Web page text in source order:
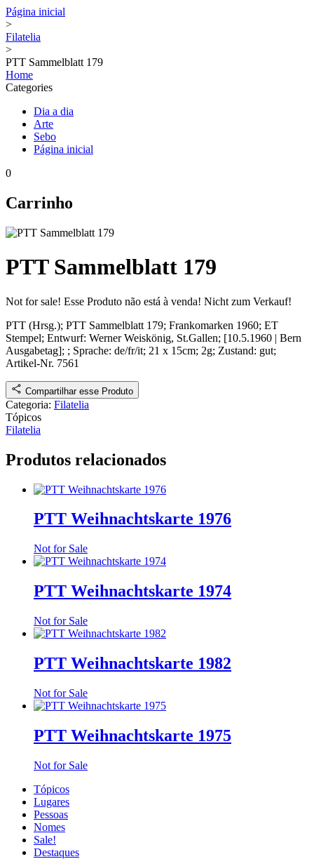
Página inicial
>
Filatelia
>
PTT Sammelblatt 179
Home
Categories
Dia a dia
Arte
Sebo
Página inicial
0
Carrinho
PTT Sammelblatt 179
Not for sale! Esse Produto não está à venda! Nicht zum Verkauf!
PTT (Hrsg.); PTT Sammelblatt 179; Frankomarken 1960; ET
Stempel; Entwurf: Werner Weiskönig, St.Gallen; [10.5.1960 | Bern
Ausgabetag]; ; Sprache: de/fr/it; 21 x 15cm; 2g; Zustand: gut;
Artikel-Nr. 7561
Compartilhar esse Produto
Categoria: Filatelia
Tópicos
Filatelia
Produtos relacionados
PTT Weihnachtskarte 1976
Not for Sale
PTT Weihnachtskarte 1974
Not for Sale
PTT Weihnachtskarte 1982
Not for Sale
PTT Weihnachtskarte 1975
Not for Sale
Tópicos
Lugares
Pessoas
Nomes
Sale!
Destaques